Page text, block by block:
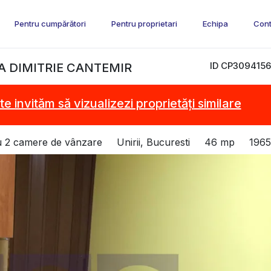
Pentru cumpărători Pentru proprietari Echipa
ID CP3094156
DIMITRIE CANTEMIR
te invităm să vizualizezi proprietăți similare
2 camere de vânzare Unirii, Bucuresti 46 mp 1965